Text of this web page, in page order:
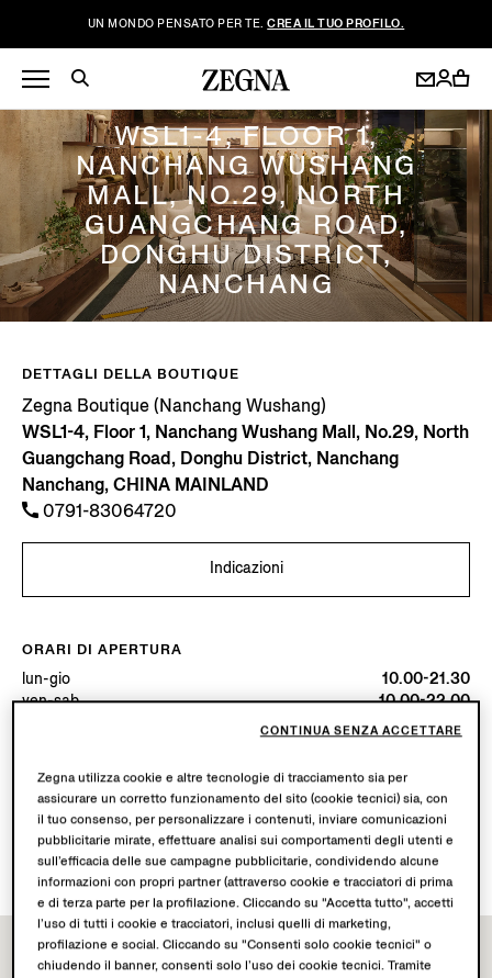
UN MONDO PENSATO PER TE.CREA IL TUO PROFILO.
ZEGNA BOUTIQUE (NANCHANG WUSHANG)
WSL1-4, FLOOR 1,
NANCHANG WUSHANG
MALL, NO.29, NORTH
GUANGCHANG ROAD,
DONGHU DISTRICT,
NANCHANG
DETTAGLI DELLA BOUTIQUE
Zegna Boutique (Nanchang Wushang)
WSL1-4, Floor 1, Nanchang Wushang Mall, No.29, North
Guangchang Road, Donghu District, Nanchang
Nanchang, CHINA MAINLAND
0791-83064720
Indicazioni
ORARI DI APERTURA
lun-gio
10.00-21.30
ven-sab
10.00-22.00
10.00-21.30
Aperta fino alle ore 21:30
SERVIZI DISPONIBILI
Spedizione in boutique non disponibile.
Resi in boutique disponibili. Scopri di piùqui.
Zegna utilizza cookie e altre tecnologie di tracciamento sia per
assicurare un corretto funzionamento del sito (cookie tecnici) sia, con
il tuo consenso, per personalizzare i contenuti, inviare comunicazioni
pubblicitarie mirate, effettuare analisi sui comportamenti degli utenti e
sull’efficacia delle sue campagne pubblicitarie, condividendo alcune
informazioni con propri partner (attraverso cookie e tracciatori di prima
e di terza parte per la profilazione. Cliccando su "Accetta tutto", accetti
l’uso di tutti i cookie e tracciatori, inclusi quelli di marketing,
profilazione e social. Cliccando su "Consenti solo cookie tecnici" o
chiudendo il banner, consenti solo l’uso dei cookie tecnici. Tramite
CONTINUA SENZA ACCETTARE